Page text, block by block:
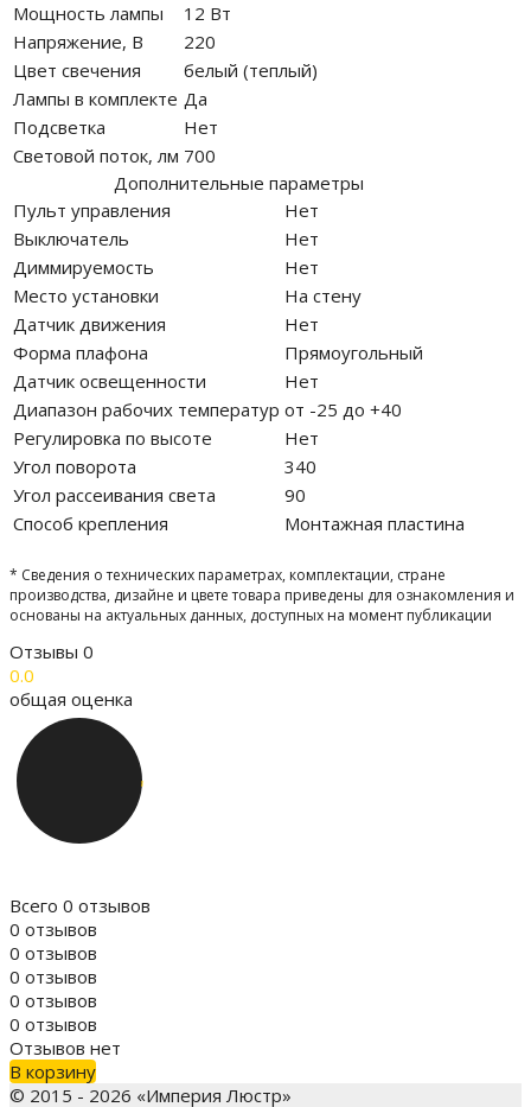
Мощность лампы
12 Вт
Напряжение, В
220
Цвет свечения
белый (теплый)
Лампы в комплекте Да
Подсветка
Нет
Световой поток, лм 700
Дополнительные параметры
Пульт управления
Нет
Выключатель
Нет
Диммируемость
Нет
Место установки
На стену
Датчик движения
Нет
Форма плафона
Прямоугольный
Датчик освещенности
Нет
Диапазон рабочих температур от -25 до +40
Регулировка по высоте
Нет
Угол поворота
340
Угол рассеивания света
90
Способ крепления
Монтажная пластина
* Сведения о технических параметрах, комплектации, стране
производства, дизайне и цвете товара приведены для ознакомления и
основаны на актуальных данных, доступных на момент публикации
Отзывы 0
0.0
общая оценка
Всего 0 отзывов
0 отзывов
0 отзывов
0 отзывов
0 отзывов
0 отзывов
Отзывов нет
В корзину
© 2015 - 2026 «Империя Люстр»